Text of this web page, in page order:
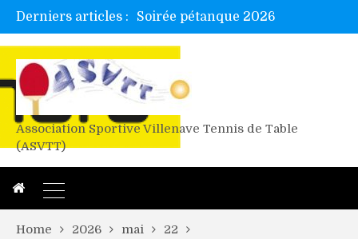
Derniers articles :
Tetelle et Wawa en bretagne
Alex valide l’EF
Titres de Gironde loisirs 2026
Association Sportive Villenave Tennis de Table
(ASVTT)
Home 2026 mai
22